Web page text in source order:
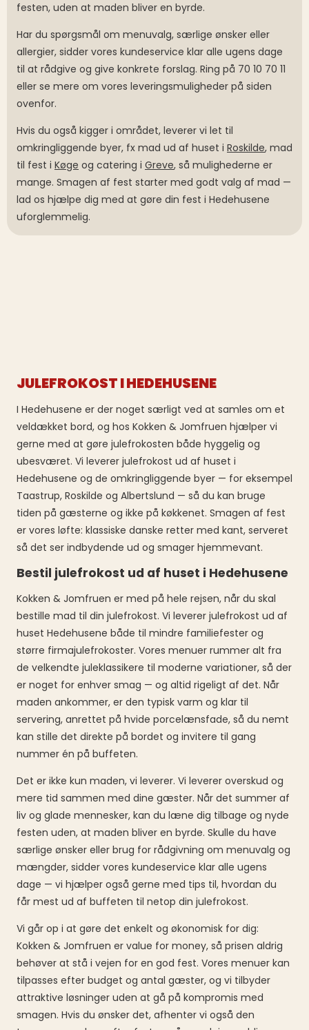
festen, uden at maden bliver en byrde.
Har du spørgsmål om menuvalg, særlige ønsker eller
allergier, sidder vores kundeservice klar alle ugens dage
til at rådgive og give konkrete forslag. Ring på 70 10 70 11
eller se mere om vores leveringsmuligheder på siden
ovenfor.
Hvis du også kigger i området, leverer vi let til
omkringliggende byer, fx mad ud af huset i Roskilde, mad
til fest i Køge og catering i Greve, så mulighederne er
mange. Smagen af fest starter med godt valg af mad —
lad os hjælpe dig med at gøre din fest i Hedehusene
uforglemmelig.
JULEFROKOST I HEDEHUSENE
I Hedehusene er der noget særligt ved at samles om et
veldækket bord, og hos Kokken & Jomfruen hjælper vi
gerne med at gøre julefrokosten både hyggelig og
ubesværet. Vi leverer julefrokost ud af huset i
Hedehusene og de omkringliggende byer — for eksempel
Taastrup, Roskilde og Albertslund — så du kan bruge
tiden på gæsterne og ikke på køkkenet. Smagen af fest
er vores løfte: klassiske danske retter med kant, serveret
så det ser indbydende ud og smager hjemmevant.
Bestil julefrokost ud af huset i Hedehusene
Kokken & Jomfruen er med på hele rejsen, når du skal
bestille mad til din julefrokost. Vi leverer julefrokost ud af
huset Hedehusene både til mindre familiefester og
større firmajulefrokoster. Vores menuer rummer alt fra
de velkendte juleklassikere til moderne variationer, så der
er noget for enhver smag — og altid rigeligt af det. Når
maden ankommer, er den typisk varm og klar til
servering, anrettet på hvide porcelænsfade, så du nemt
kan stille det direkte på bordet og invitere til gang
nummer én på buffeten.
Det er ikke kun maden, vi leverer. Vi leverer overskud og
mere tid sammen med dine gæster. Når det summer af
liv og glade mennesker, kan du læne dig tilbage og nyde
festen uden, at maden bliver en byrde. Skulle du have
særlige ønsker eller brug for rådgivning om menuvalg og
mængder, sidder vores kundeservice klar alle ugens
dage — vi hjælper også gerne med tips til, hvordan du
får mest ud af buffeten til netop din julefrokost.
Vi går op i at gøre det enkelt og økonomisk for dig:
Kokken & Jomfruen er value for money, så prisen aldrig
behøver at stå i vejen for en god fest. Vores menuer kan
tilpasses efter budget og antal gæster, og vi tilbyder
attraktive løsninger uden at gå på kompromis med
smagen. Hvis du ønsker det, afhenter vi også den